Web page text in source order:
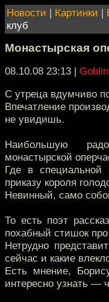
Новости | Картинки |
клуб
Монастырская
08.10.08 23:13 | Goblin
С утреца вдумчиво
Впечатление
не увидишь.
Наибольшую
монастырской
Где в специальной
приказу короля
Невинный, само
То есть поэт
похабный стишок
Нетрудно
сейчас и какие
Есть мнение,
интересно узнать —